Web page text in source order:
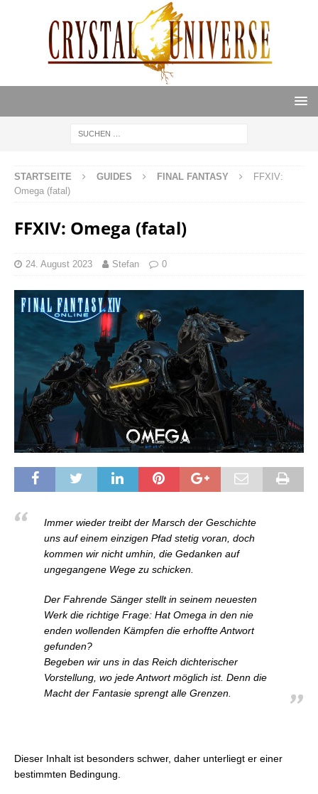
STARTSEITE GUIDES FINAL FANTASY
FFXIV:
Omega (fatal)
FFXIV: Omega (fatal)
24. August 2023 Stefan 0
Immer wieder treibt der Marsch der Geschichte
uns auf einem einzigen Pfad stetig voran, doch
kommen wir nicht umhin, die Gedanken auf
ungegangene Wege zu schicken.
Der Fahrende Sänger stellt in seinem neuesten
Werk die richtige Frage: Hat Omega in den nie
enden wollenden Kämpfen die erhoffte Antwort
gefunden?
Begeben wir uns in das Reich dichterischer
Vorstellung, wo jede Antwort möglich ist. Denn die
Macht der Fantasie sprengt alle Grenzen.
Dieser Inhalt ist besonders schwer, daher unterliegt er einer
bestimmten Bedingung.